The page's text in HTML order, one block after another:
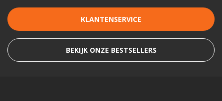
KLANTENSERVICE
BEKIJK ONZE BESTSELLERS